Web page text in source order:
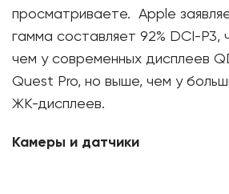
просматриваете. Apple
гамма составляет 92% DCI-P3,
чем у современных дисплеев
Quest Pro, но выше, чем у
ЖК-дисплеев.
Камеры и датчики